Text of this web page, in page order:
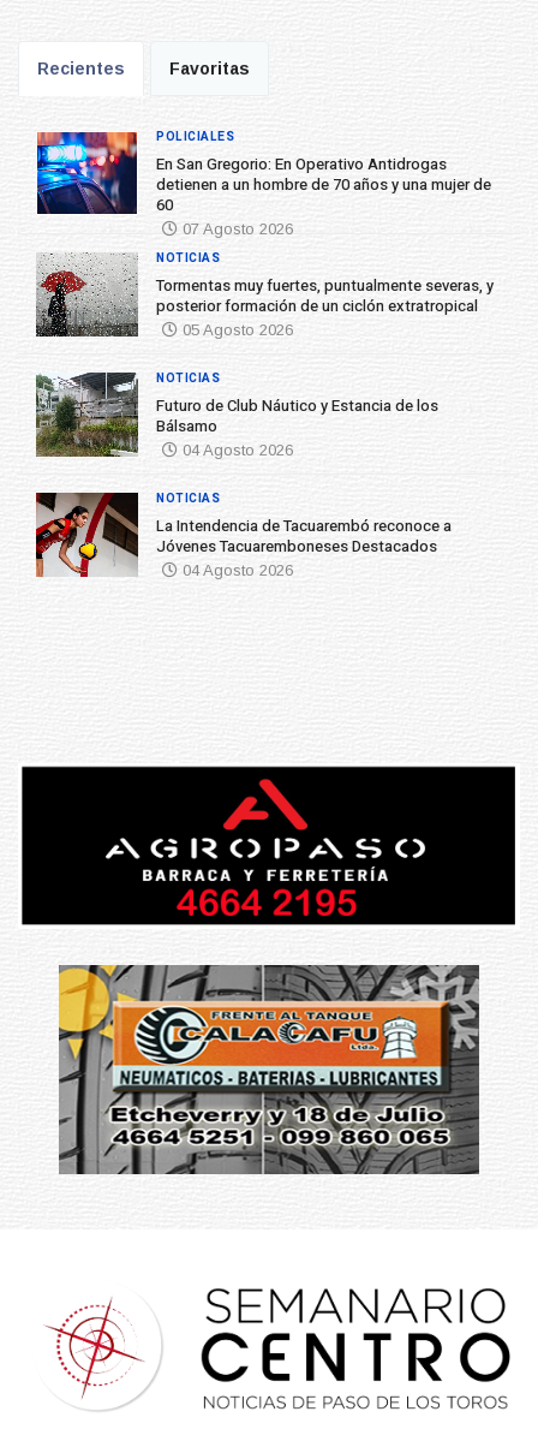
Recientes Favoritas
En San Gregorio: En Operativo Antidrogas
detienen a un hombre de 70 años y una mujer de
60
07 Agosto 2026
POLICIALES
Tormentas muy fuertes, puntualmente severas, y
posterior formación de un ciclón extratropical
05 Agosto 2026
NOTICIAS
Futuro de Club Náutico y Estancia de los
Bálsamo
04 Agosto 2026
NOTICIAS
La Intendencia de Tacuarembó reconoce a
Jóvenes Tacuaremboneses Destacados
04 Agosto 2026
NOTICIAS